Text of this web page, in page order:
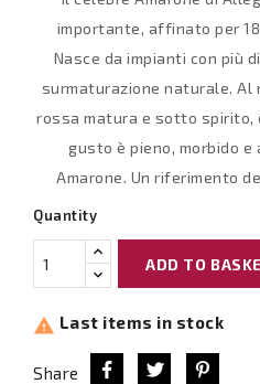
importante, affinato per
Nasce da impianti con più
surmaturazione naturale.
rossa matura e sotto spirito,
gusto è pieno, morbido e
Amarone. Un riferimento
Quantity
ADD TO
 Last items in stock
Share